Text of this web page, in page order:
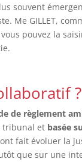
souvent
Me GILLET,
pouvez la
?
de règlement
tribunal et basée
fait évoluer la
que sur une